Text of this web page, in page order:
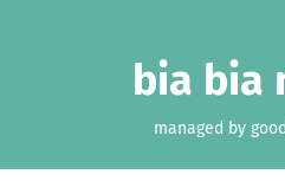
bia bia
managed by